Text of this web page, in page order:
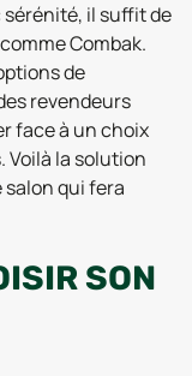
il suffit de
Combak.
de
revendeurs
face à un choix
Voilà la solution
qui fera
SON